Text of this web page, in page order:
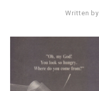
Written by